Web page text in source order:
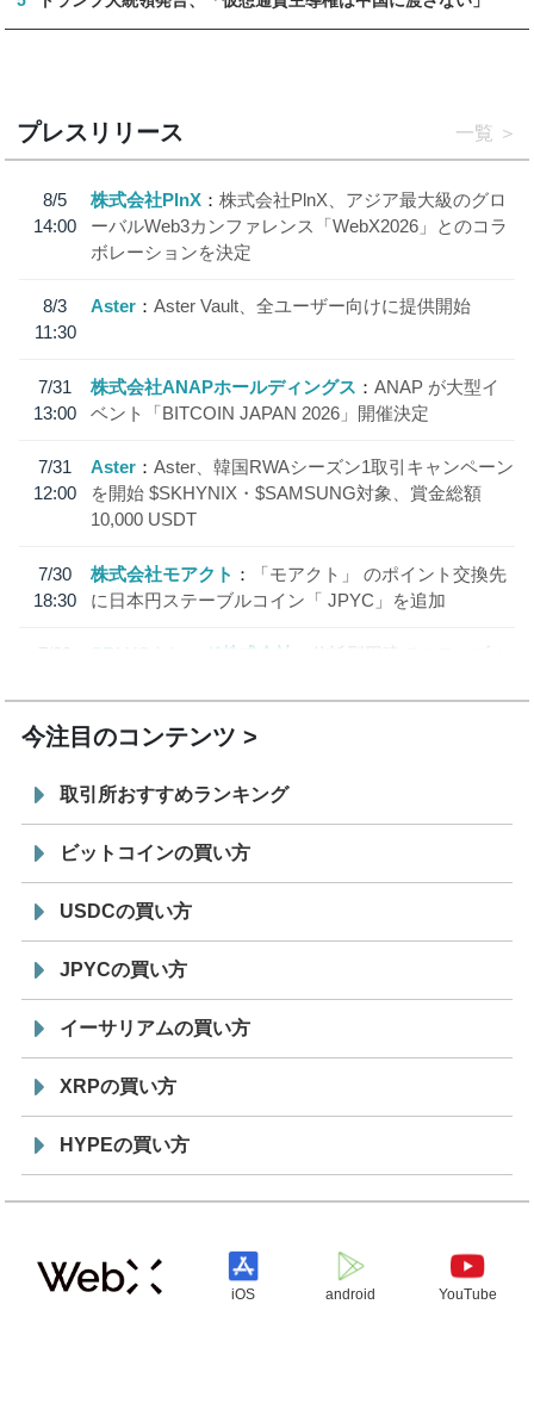
プレスリリース 一覧
8/5
14:00
株式会社PlnX
株式会社PlnX、アジア最大級のグロ
ーバルWeb3カンファレンス「WebX2026」とのコラ
ボレーションを決定
8/3
11:30
Aster Aster Vault、全ユーザー向けに提供開始
7/31
13:00
株式会社ANAPホールディングス
ANAP が大型イ
ベント「BITCOIN JAPAN 2026」開催決定
7/31
12:00
Aster
Aster、韓国RWAシーズン1取引キャンペーン
を開始 $SKHYNIX・$SAMSUNG対象、賞金総額
10,000 USDT
7/30
18:30
株式会社モアクト
「モアクト」 のポイント交換先
に日本円ステーブルコイン「 JPYC」を追加
7/29
SBI VCトレード株式会社
信託型円建てステーブル
今注目のコンテンツ
取引所おすすめランキング
ビットコインの買い方
USDCの買い方
JPYCの買い方
イーサリアムの買い方
XRPの買い方
HYPEの買い方
iOS android YouTube